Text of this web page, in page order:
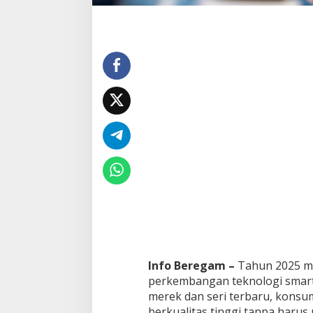
a
Info Beregam – Tahun 2025
perkembangan teknologi
merek dan seri terbaru,